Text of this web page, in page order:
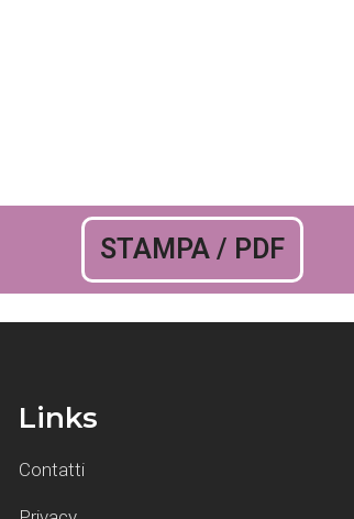
STAMPA / PDF
Links
Contatti